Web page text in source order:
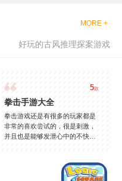
MORE +
好玩的古风推理探案游戏
5款
拳击手游大全
拳击游戏还是有很多的玩家都是
非常的喜欢尝试的，很是刺激，
并且也是能够发泄心中的不快
是一些格斗的游戏，其实是非常
的有趣，也是相当的刺激的，游